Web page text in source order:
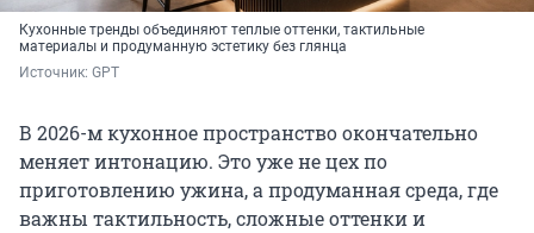
Кухонные тренды объединяют теплые оттенки, тактильные
материалы и продуманную эстетику без глянца
Источник: GPT
В 2026-м кухонное пространство окончательно
меняет интонацию. Это уже не цех по
приготовлению ужина, а продуманная среда, где
важны тактильность, сложные оттенки и